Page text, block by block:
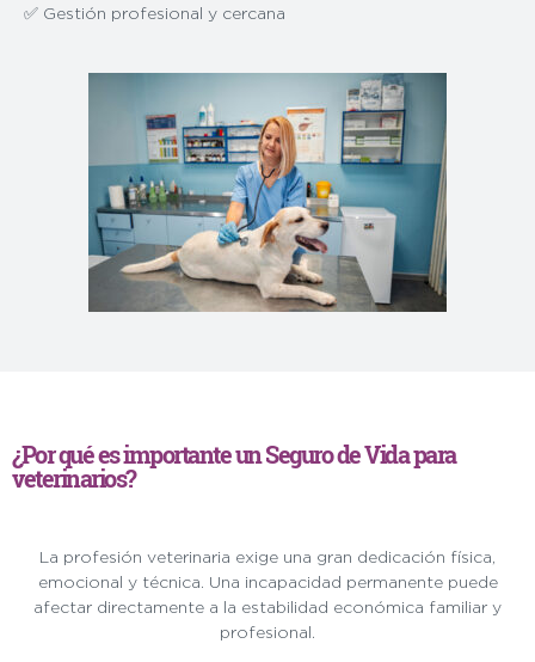
✅ Gestión profesional y cercana
¿Por qué es importante un Seguro de Vida para
veterinarios?
La profesión veterinaria exige una gran dedicación física,
emocional y técnica. Una incapacidad permanente puede
afectar directamente a la estabilidad económica familiar y
profesional.